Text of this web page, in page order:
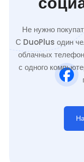
Не нужно
С DuoPlus один
облачных
с одного